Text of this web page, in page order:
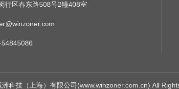
行区春东路508号2幢408室
科技（上海）有限公司(www.winzoner.com.cn) All